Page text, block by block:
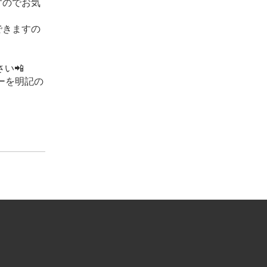
でお気
ますの
い📲
を明記の